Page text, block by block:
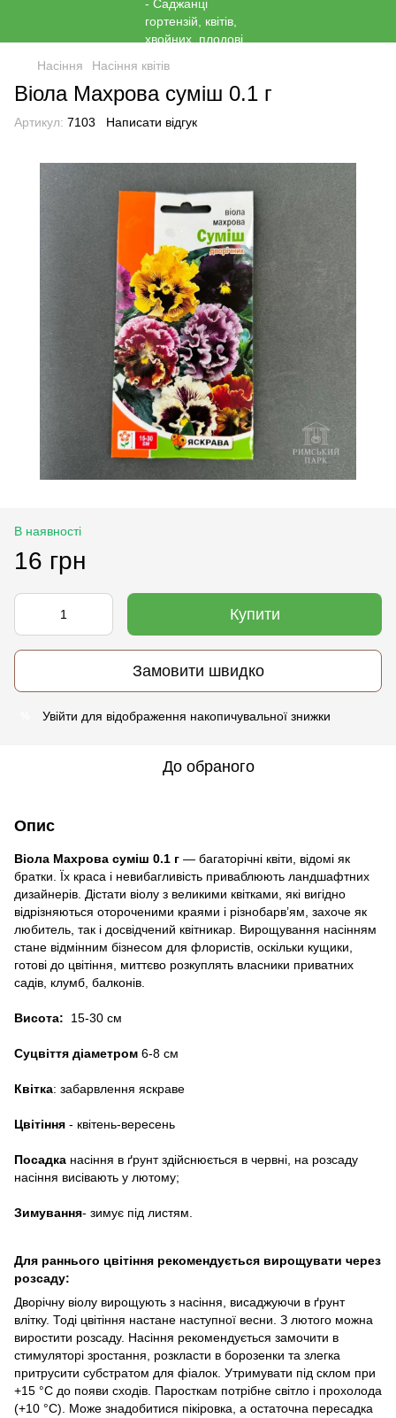
Насіння Насіння квітів
Віола Махрова суміш 0.1 г
Артикул: 7103 Написати відгук
В наявності
16 грн
Купити
Замовити швидко
Увійти для відображення накопичувальної знижки
До обраного
Опис
Віола Махрова суміш 0.1 г — багаторічні квіти, відомі як
братки. Їх краса і невибагливість приваблюють ландшафтних
дизайнерів. Дістати віолу з великими квітками, які вигідно
відрізняються отороченими краями і різнобарв’ям, захоче як
любитель, так і досвідчений квітникар. Вирощування насінням
стане відмінним бізнесом для флористів, оскільки кущики,
готові до цвітіння, миттєво розкуплять власники приватних
садів, клумб, балконів.
Висота: 15-30 см
Суцвіття діаметром 6-8 см
Квітка: забарвлення яскраве
Цвітіння - квітень-вересень
Посадка насіння в ґрунт здійснюється в червні, на розсаду
насіння висівають у лютому;
Зимування- зимує під листям.
Для раннього цвітіння рекомендується вирощувати через
розсаду:
Дворічну віолу вирощують з насіння, висаджуючи в ґрунт
влітку. Тоді цвітіння настане наступної весни. З лютого можна
виростити розсаду. Насіння рекомендується замочити в
стимуляторі зростання, розкласти в борозенки та злегка
притрусити субстратом для фіалок. Утримувати під склом при
+15 °C до появи сходів. Паросткам потрібне світло і прохолода
(+10 °C). Може знадобитися пікіровка, а остаточна пересадка